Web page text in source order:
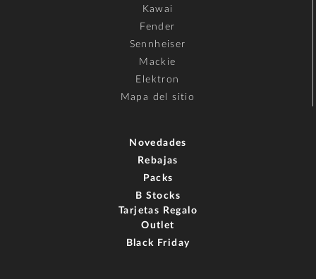
Kawai
Fender
Sennheiser
Mackie
Elektron
Mapa del sitio
Novedades
Rebajas
Packs
B Stocks
Tarjetas Regalo
Outlet
Black Friday